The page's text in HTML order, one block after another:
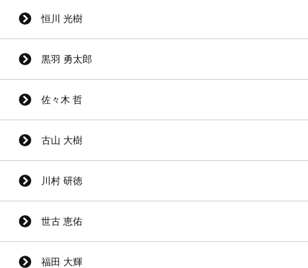
恒川 光樹
黒羽 勇太郎
佐々木 哲
古山 大樹
川村 研徳
世古 恵佑
福田 大輝